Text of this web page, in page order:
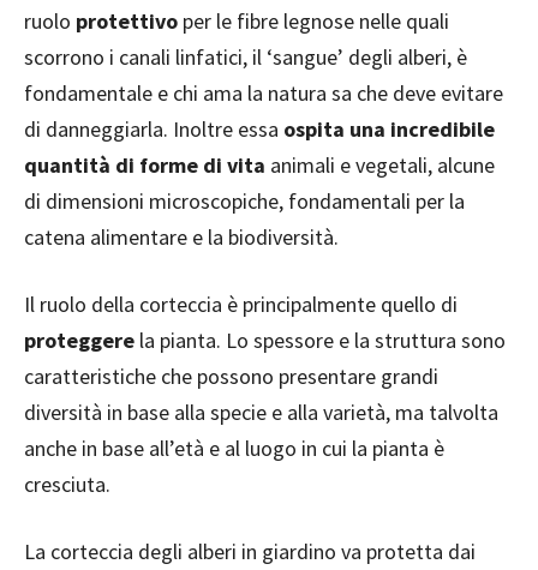
ruolo protettivo per le fibre legnose nelle quali
scorrono i canali linfatici, il ‘sangue’ degli alberi, è
fondamentale e chi ama la natura sa che deve evitare
di danneggiarla. Inoltre essa ospita una incredibile
quantità di forme di vita animali e vegetali, alcune
di dimensioni microscopiche, fondamentali per la
catena alimentare e la biodiversità.
Il ruolo della corteccia è principalmente quello di
proteggere la pianta. Lo spessore e la struttura sono
caratteristiche che possono presentare grandi
diversità in base alla specie e alla varietà, ma talvolta
anche in base all’età e al luogo in cui la pianta è
cresciuta.
La corteccia degli alberi in giardino va protetta dai